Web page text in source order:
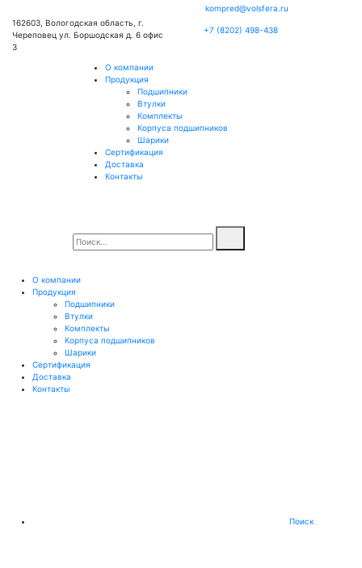
162603, Вологодская область, г.
Череповец ул. Боршодская д. 6 офис
3
kompred@volsfera.ru
+7 (8202) 498-438
О компании
Продукция
Подшипники
Втулки
Комплекты
Корпуса подшипников
Шарики
Сертификация
Доставка
Контакты
О компании
Продукция
Подшипники
Втулки
Комплекты
Корпуса подшипников
Шарики
Сертификация
Доставка
Контакты
Поиск